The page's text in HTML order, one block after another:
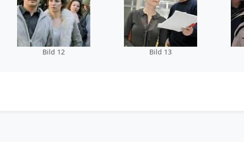
Bild 12 Bild 13